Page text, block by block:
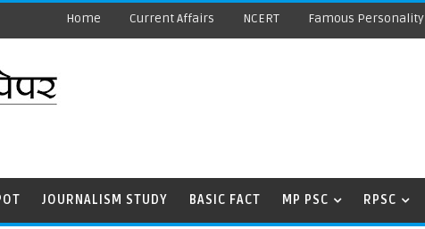
Home Current Affairs NCERT Famous Personality
JOURNALISM STUDY BASIC FACT MP PSC RPSC